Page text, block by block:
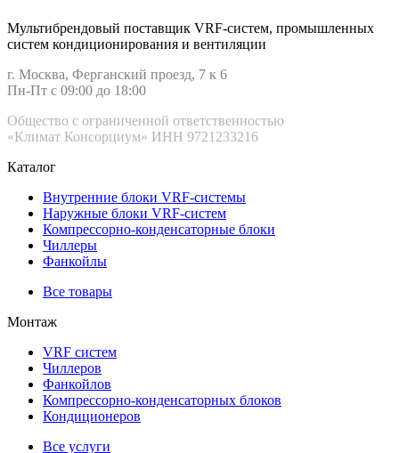
Мультибрендовый поставщик VRF-cистем, промышленных
систем кондиционирования и вентиляции
г. Москва, Ферганский проезд, 7 к 6
Пн-Пт с 09:00 до 18:00
Общество с ограниченной ответственностью
«Климат Консорциум» ИНН 9721233216
Каталог
Внутренние блоки VRF-cистемы
Наружные блоки VRF-cистем
Компрессорно-конденсаторные блоки
Чиллеры
Фанкойлы
Все товары
Монтаж
VRF систем
Чиллеров
Фанкойлов
Компрессорно-конденсаторных блоков
Кондиционеров
Все услуги